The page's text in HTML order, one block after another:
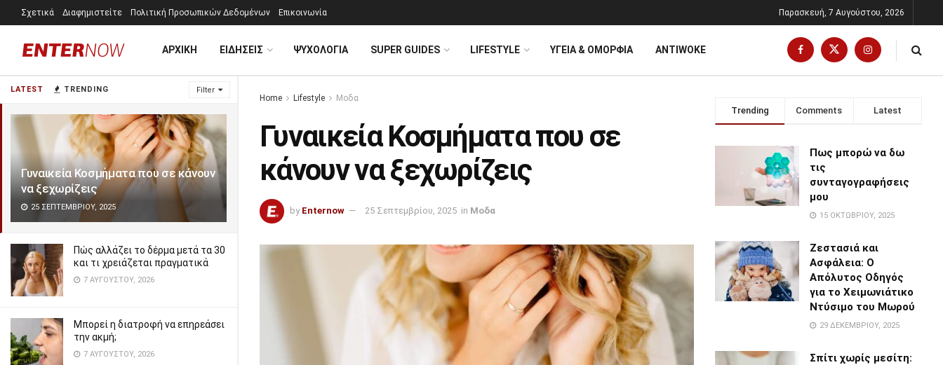
LATEST TRENDING Filter
Γυναικεία Κοσμήματα που σε κάνουν
να ξεχωρίζεις
25 ΣΕΠΤΕΜΒΡΊΟΥ, 2025
Πώς αλλάζει το δέρμα μετά τα 30
και τι χρειάζεται πραγματικά
7 ΑΥΓΟΎΣΤΟΥ, 2026
Μπορεί η διατροφή να επηρεάσει
την ακμή;
7 ΑΥΓΟΎΣΤΟΥ, 2026
Σχετικά Διαφημιστείτε Πολιτική Προσωπικών Δεδομένων Επικοινωνία Παρασκευή, 7 Αυγούστου, 2026
ΑΡΧΙΚΗ ΕΙΔΗΣΕΙΣ ΨΥΧΟΛΟΓΊΑ SUPER GUIDES LIFESTYLE ΥΓΕΙΑ & ΟΜΟΡΦΙΑ ANTIWOKE
Home Lifestyle Μοδα
Γυναικεία Κοσμήματα που σε
κάνουν να ξεχωρίζεις
by Enternow 25 Σεπτεμβρίου, 2025 in Μοδα
Trending Comments Latest
Πως μπορώ να δω
τις
συνταγογραφήσεις
μου
15 ΟΚΤΩΒΡΊΟΥ, 2025
Ζεστασιά και
Ασφάλεια: Ο
Απόλυτος Οδηγός
για το Χειμωνιάτικο
Ντύσιμο του Μωρού
29 ΔΕΚΕΜΒΡΊΟΥ, 2025
Σπίτι χωρίς μεσίτη: